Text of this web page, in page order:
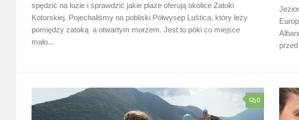
spędzić na luzie i sprawdzić jakie plaże oferują okolice Zatoki
Kotorskiej. Pojechaliśmy na pobliski Półwysep Luštica, który leży
pomiędzy zatoką a otwartym morzem. Jest to póki co miejsce
mało...
0